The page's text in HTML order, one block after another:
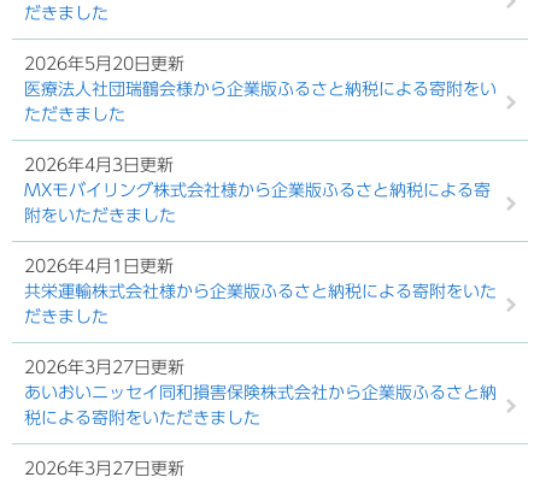
だきました
2026年5月20日更新
医療法人社団瑞鶴会様から企業版ふるさと納税による寄附をい
ただきました
2026年4月3日更新
MXモバイリング株式会社様から企業版ふるさと納税による寄
附をいただきました
2026年4月1日更新
共栄運輸株式会社様から企業版ふるさと納税による寄附をいた
だきました
2026年3月27日更新
あいおいニッセイ同和損害保険株式会社から企業版ふるさと納
税による寄附をいただきました
2026年3月27日更新